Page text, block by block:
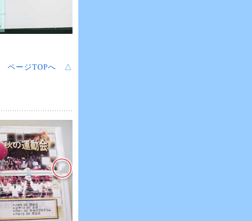
ページTOPへ △